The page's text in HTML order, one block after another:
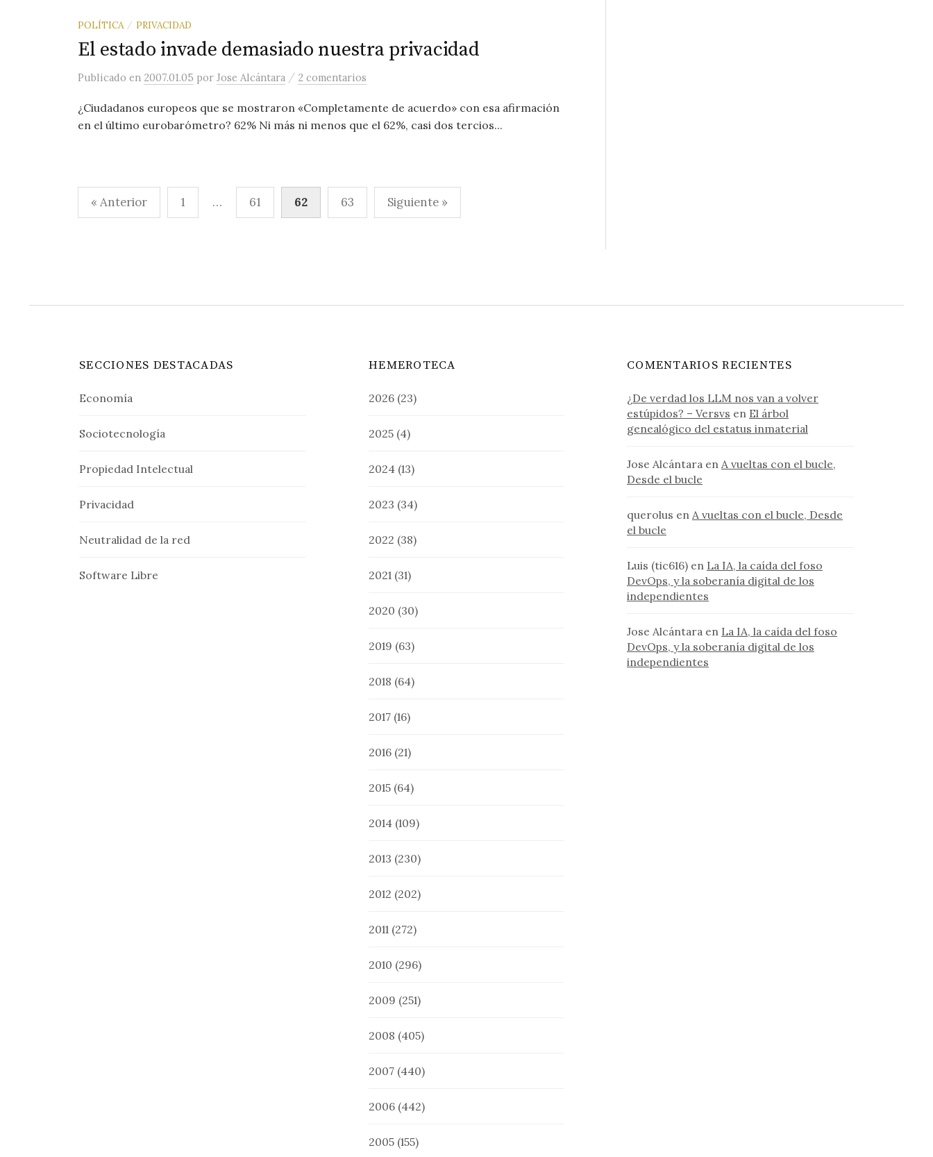
POLÍTICA / PRIVACIDAD
El estado invade demasiado nuestra privacidad
Publicado en 2007.01.05 por Jose Alcántara / 2 comentarios
¿Ciudadanos europeos que se mostraron «Completamente de acuerdo» con esa afirmación
en el último eurobarómetro? 62% Ni más ni menos que el 62%, casi dos tercios...
Paginación
« Anterior 1 … 61 62 63 Siguiente »
SECCIONES DESTACADAS
Economía
Sociotecnología
Propiedad Intelectual
Privacidad
Neutralidad de la red
Software Libre
HEMEROTECA
2026 (23)
2025 (4)
2024 (13)
2023 (34)
2022 (38)
2021 (31)
2020 (30)
2019 (63)
2018 (64)
2017 (16)
2016 (21)
2015 (64)
2014 (109)
2013 (230)
2012 (202)
2011 (272)
2010 (296)
2009 (251)
2008 (405)
2007 (440)
2006 (442)
2005 (155)
COMENTARIOS RECIENTES
¿De verdad los LLM nos van a volver
estúpidos? – Versvs en El árbol
genealógico del estatus inmaterial
Jose Alcántara en A vueltas con el bucle,
Desde el bucle
querolus en A vueltas con el bucle, Desde
el bucle
Luis (tic616) en La IA, la caída del foso
DevOps, y la soberanía digital de los
independientes
Jose Alcántara en La IA, la caída del foso
DevOps, y la soberanía digital de los
independientes